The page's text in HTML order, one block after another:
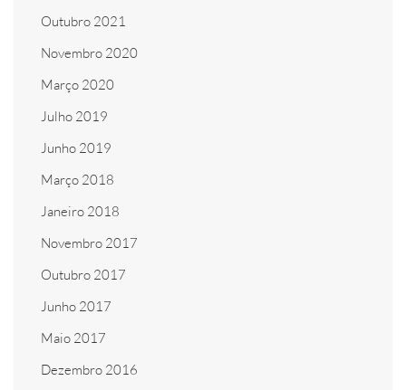
Outubro 2021
Novembro 2020
Março 2020
Julho 2019
Junho 2019
Março 2018
Janeiro 2018
Novembro 2017
Outubro 2017
Junho 2017
Maio 2017
Dezembro 2016